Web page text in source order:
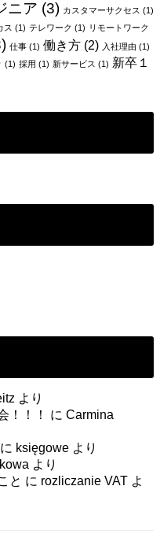
ニア (3) カスタマーサクセス (1)
ス (1) テレワーク (1) リモートワーク
仕事 (1) 働き方 (2) 入社理由 (1)
(1) 採用 (1) 新サービス (1) 新卒１
より
！！！
に Carmina
に księgowe より
より
と に rozliczanie VAT よ